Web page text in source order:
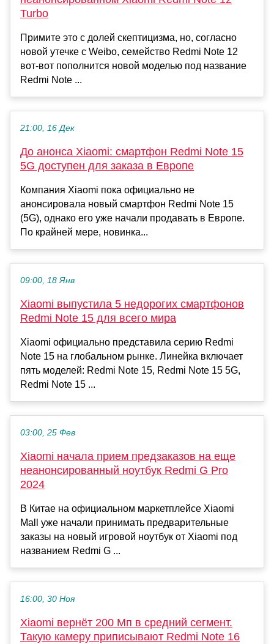
Turbo
Примите это с долей скептицизма, но, согласно
новой утечке с Weibo, семейство Redmi Note 12
вот-вот пополнится новой моделью под название
Redmi Note ...
21:00, 16 Дек
До анонса Xiaomi: смартфон Redmi Note 15
5G доступен для заказа в Европе
Компания Xiaomi пока официально не
анонсировала новый смартфон Redmi Note 15
(5G), однако его уже начали продавать в Европе.
По крайней мере, новинка...
09:00, 18 Янв
Xiaomi выпустила 5 недорогих смартфонов
Redmi Note 15 для всего мира
Xiaomi официально представила серию Redmi
Note 15 на глобальном рынке. Линейка включает
пять моделей: Redmi Note 15, Redmi Note 15 5G,
Redmi Note 15 ...
03:00, 25 Фев
Xiaomi начала прием предзаказов на еще
неанонсированный ноутбук Redmi G Pro
2024
В Китае на официальном маркетплейсе Xiaomi
Mall уже начали принимать предварительные
заказы на новый игровой ноутбук от Xiaomi под
названием Redmi G ...
16:00, 30 Ноя
Xiaomi вернёт 200 Мп в средний сегмент.
Такую камеру приписывают Redmi Note 16